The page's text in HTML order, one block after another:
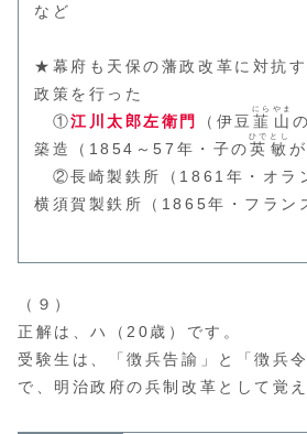
など
★幕府も天保の藩政改革に対抗
政策を行った
①江川太郎左衛門 （伊豆 韮山
にらやま
築造（1854～57年・子の英敏
ひでとし
②長崎製鉄所（1861年・オラ
横須賀製鉄所（1865年・フラン
（９）
正解は、ハ（20歳）です。
受験生は、「徴兵告諭」と「徴兵
で、明治政府の兵制改革として覚